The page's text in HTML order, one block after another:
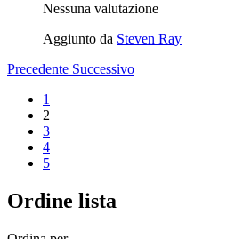
Nessuna valutazione
Aggiunto da Steven Ray
Precedente Successivo
1
2
3
4
5
Ordine lista